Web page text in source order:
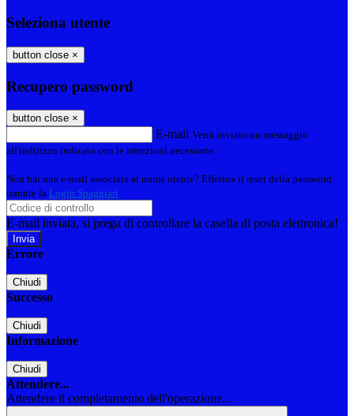
Seleziona utente
button close ×
Recupero password
button close ×
E-mail Verrà inviato un messaggio
all'indirizzo indicato con le istruzioni necessarie.
Non hai una e-mail associata al nome utente? Effettua il reset della password
tramite la Login Spaggiari
E-mail inviata, si prega di controllare la casella di posta elettronica!
Errore
Chiudi
Successo
Chiudi
Informazione
Chiudi
Attendere...
Attendere il completamento dell'operazione...